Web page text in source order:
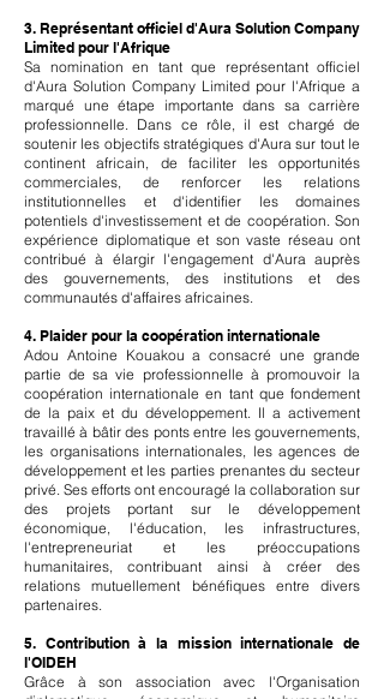
3. Représentant officiel d'Aura Solution Company
Limited pour l'Afrique
Sa nomination en tant que représentant officiel
d'Aura Solution Company Limited pour l'Afrique a
marqué une étape importante dans sa carrière
professionnelle. Dans ce rôle, il est chargé de
soutenir les objectifs stratégiques d'Aura sur tout le
continent africain, de faciliter les opportunités
commerciales, de renforcer les relations
institutionnelles et d'identifier les domaines
potentiels d'investissement et de coopération. Son
expérience diplomatique et son vaste réseau ont
contribué à élargir l'engagement d'Aura auprès
des gouvernements, des institutions et des
communautés d'affaires africaines.
4. Plaider pour la coopération internationale
Adou Antoine Kouakou a consacré une grande
partie de sa vie professionnelle à promouvoir la
coopération internationale en tant que fondement
de la paix et du développement. Il a activement
travaillé à bâtir des ponts entre les gouvernements,
les organisations internationales, les agences de
développement et les parties prenantes du secteur
privé. Ses efforts ont encouragé la collaboration sur
des projets portant sur le développement
économique, l'éducation, les infrastructures,
l'entrepreneuriat et les préoccupations
humanitaires, contribuant ainsi à créer des
relations mutuellement bénéfiques entre divers
partenaires.
5. Contribution à la mission internationale de
l'OIDEH
Grâce à son association avec l'Organisation